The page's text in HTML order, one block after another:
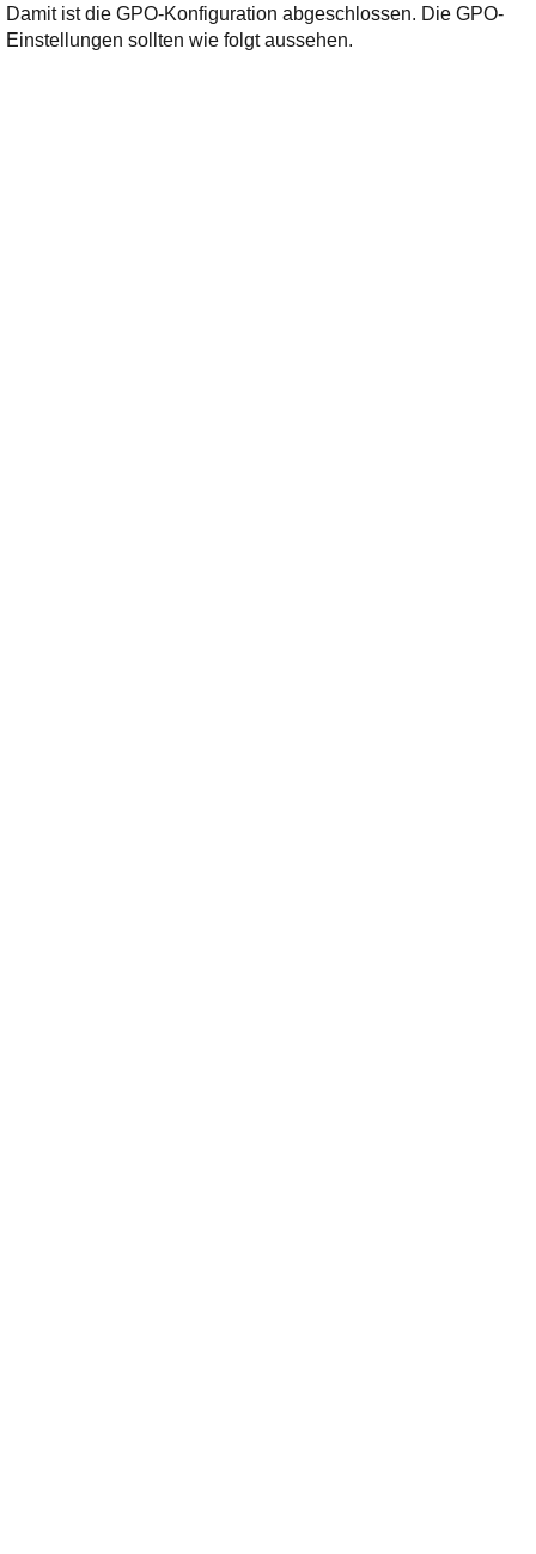
Damit ist die GPO-Konfiguration abgeschlossen. Die GPO-
Einstellungen sollten wie folgt aussehen.